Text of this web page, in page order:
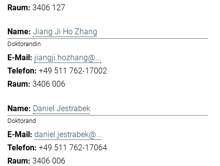
3406 127
Jiang Ji Ho Zhang
Doktorandin
jiangji.hozhang@...
+49 511 762-17002
3406 006
Daniel Jestrabek
Doktorand
daniel.jestrabek@...
+49 511 762-17064
3406 006